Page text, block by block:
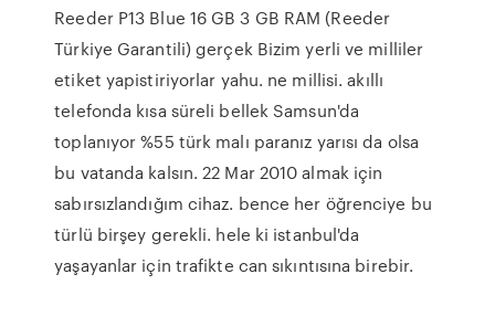
Reeder P13 Blue 16 GB 3 GB RAM (Reeder
Türkiye Garantili) gerçek Bizim yerli ve milliler
etiket yapistiriyorlar yahu. ne millisi. akıllı
telefonda kısa süreli bellek Samsun'da
toplanıyor %55 türk malı paranız yarısı da olsa
bu vatanda kalsın. 22 Mar 2010 almak için
sabırsızlandığım cihaz. bence her öğrenciye bu
türlü birşey gerekli. hele ki istanbul'da
yaşayanlar için trafikte can sıkıntısına birebir.